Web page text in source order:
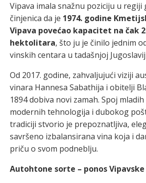
Vipava imala snažnu poziciju u regiji
činjenica da je 1974. godine
Vipava povećao kapacitet na čak
hektolitara, što ju je činilo jednim
vinskih centara u tadašnjoj
Od 2017. godine, zahvaljujući viziji
vinara Hannesa Sabathija i obitelji
1894 dobiva novi zamah. Spoj
modernih tehnologija i dubokog
tradiciji stvorio je prepoznatljiva,
savršeno izbalansirana vina koja i
priču o svom podneblju.
Autohtone sorte – ponos